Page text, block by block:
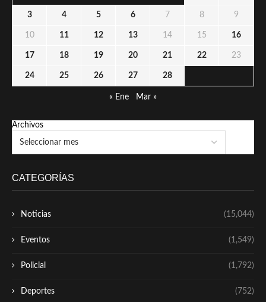
3 4 5 6 7 8 9
10 11 12 13 14 15 16
17 18 19 20 21 22 23
24 25 26 27 28
« Ene Mar »
Archivos
CATEGORÍAS
Noticias (15,044)
Eventos (1,549)
Policial (1,792)
Deportes (752)